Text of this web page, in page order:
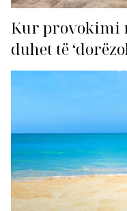
Kur provokimi
duhet të